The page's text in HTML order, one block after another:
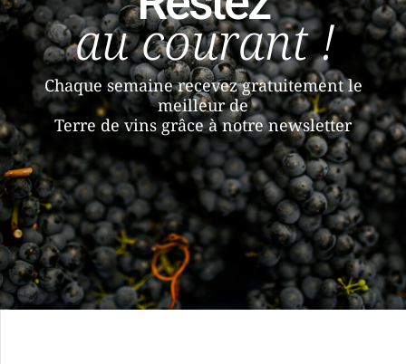
au courant !
Chaque semaine recevez gratuitement le
meilleur de
Terre de vins grâce à notre newsletter